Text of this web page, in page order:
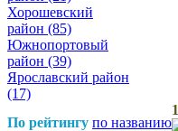
Хорошевский
район (85)
Южнопортовый
район (39)
Ярославский район
(17)
По рейтингу по названию
1